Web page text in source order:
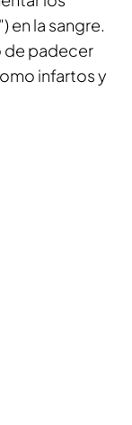
en la sangre.
de padecer
infartos y